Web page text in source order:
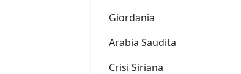
Giordania
Arabia Saudita
Crisi Siriana